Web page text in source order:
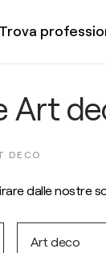
Trova
Art
DECO
dalle nostre
Art deco